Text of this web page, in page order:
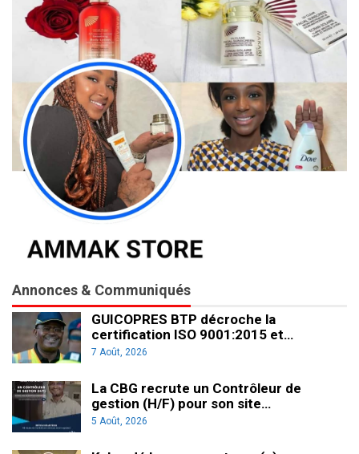
Annonces & Communiqués
GUICOPRES BTP décroche la
certification ISO 9001:2015 et…
7 Août, 2026
La CBG recrute un Contrôleur de
gestion (H/F) pour son site…
5 Août, 2026